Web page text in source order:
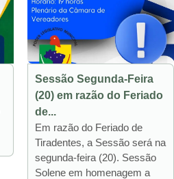
Sessão Segunda-Feira
(20) em razão do Feriado
de...
Em razão do Feriado de
Tiradentes, a Sessão será na
segunda-feira (20). Sessão
Solene em homenagem a